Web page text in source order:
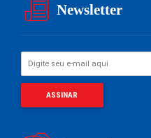
Newsletter